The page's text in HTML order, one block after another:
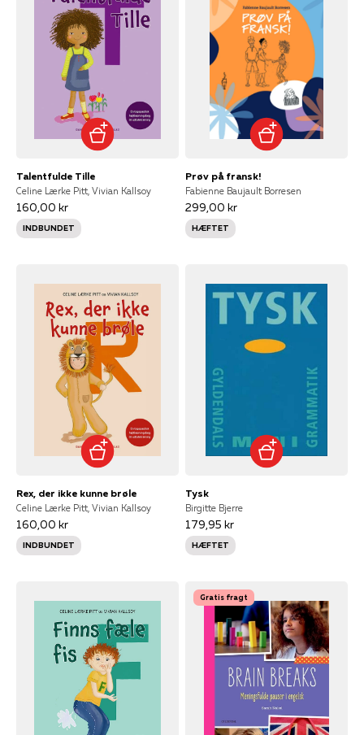
Talentfulde Tille
Celine Lærke Pitt, Vivian Kallsoy
160,00 kr
INDBUNDET
Prøv på fransk!
Fabienne Baujault Borresen
299,00 kr
HÆFTET
Rex, der ikke kunne brøle
Celine Lærke Pitt, Vivian Kallsoy
160,00 kr
INDBUNDET
Tysk
Birgitte Bjerre
179,95 kr
HÆFTET
Gratis fragt